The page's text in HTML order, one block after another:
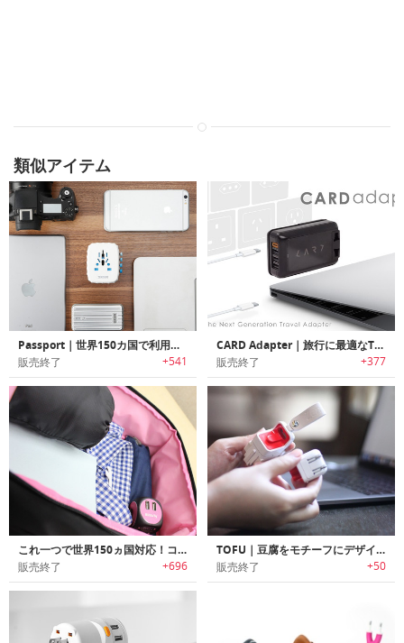
類似アイテム
Passport｜世界150カ国で利用可能な4つのUSBアダプター搭載ユニバーサルトラベルアダプター「パスポート」
販売終了 +541
CARD Adapter｜旅行に最適なTYPE Cアダプター搭載のクレジットカード幅トラベルアダプター「カードアダプター」
販売終了 +377
これ一つで世界150ヵ国対応！コンパクト変換アダプター「トラベルキューブ」
販売終了 +696
TOFU｜豆腐をモチーフにデザインされた旅行に便利なトラベルアダプター
販売終了 +50